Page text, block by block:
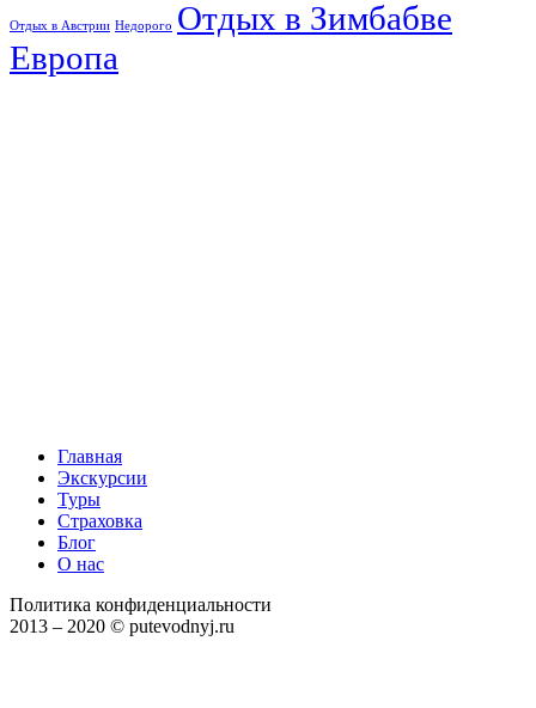
Отдых в Австрии Недорого Отдых в Зимбабве
Европа
Главная
Экскурсии
Туры
Страховка
Блог
О нас
Политика конфиденциальности
2013 – 2020 © putevodnyj.ru